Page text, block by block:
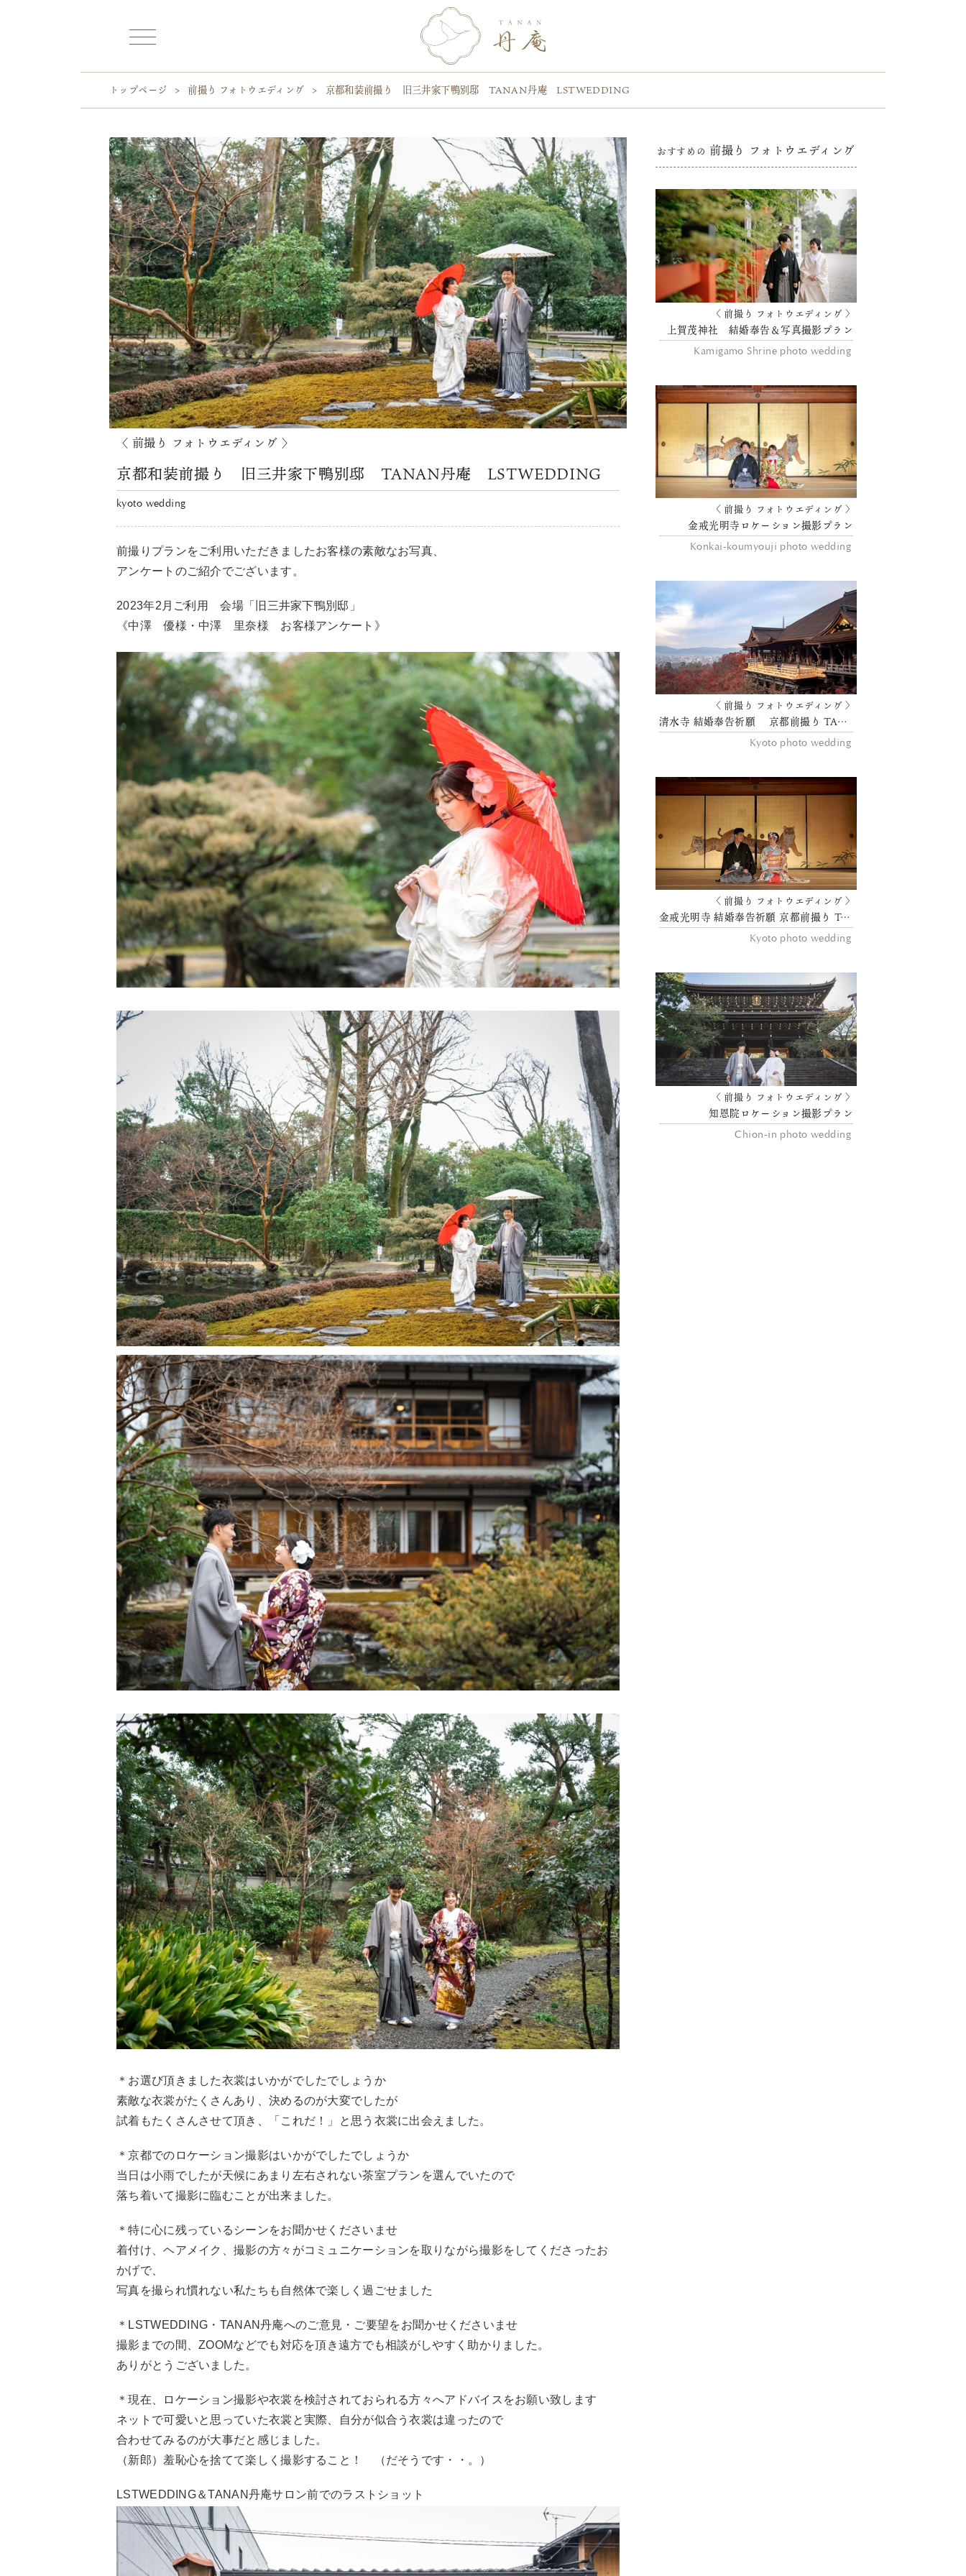
トップページ > 前撮り フォトウエディング > 京都和装前撮り 旧三井家下鴨別邸 TANAN丹庵 LSTWEDDING
〈 前撮り フォトウエディング 〉
京都和装前撮り 旧三井家下鴨別邸 TANAN丹庵 LSTWEDDING
kyoto wedding
前撮りプランをご利用いただきましたお客様の素敵なお写真、
アンケートのご紹介でございます。
2023年2月ご利用 会場「旧三井家下鴨別邸」
《中澤 優様・中澤 里奈様 お客様アンケート》
＊お選び頂きました衣裳はいかがでしたでしょうか
素敵な衣裳がたくさんあり、決めるのが大変でしたが
試着もたくさんさせて頂き、「これだ！」と思う衣裳に出会えました。
＊京都でのロケーション撮影はいかがでしたでしょうか
当日は小雨でしたが天候にあまり左右されない茶室プランを選んでいたので
落ち着いて撮影に臨むことが出来ました。
＊特に心に残っているシーンをお聞かせくださいませ
着付け、ヘアメイク、撮影の方々がコミュニケーションを取りながら撮影をしてくださったお
かげで、
写真を撮られ慣れない私たちも自然体で楽しく過ごせました
＊LSTWEDDING・TANAN丹庵へのご意見・ご要望をお聞かせくださいませ
撮影までの間、ZOOMなどでも対応を頂き遠方でも相談がしやすく助かりました。
ありがとうございました。
＊現在、ロケーション撮影や衣裳を検討されておられる方々へアドバイスをお願い致します
ネットで可愛いと思っていた衣裳と実際、自分が似合う衣裳は違ったので
合わせてみるのが大事だと感じました。
（新郎）羞恥心を捨てて楽しく撮影すること！ （だそうです・・。）
LSTWEDDING＆TANAN丹庵サロン前でのラストショット
おすすめの 前撮り フォトウエディング
〈 前撮り フォトウエディング 〉
上賀茂神社 結婚奉告＆写真撮影プラン
Kamigamo Shrine photo wedding
〈 前撮り フォトウエディング 〉
金戒光明寺ロケーション撮影プラン
Konkai-koumyouji photo wedding
〈 前撮り フォトウエディング 〉
清水寺 結婚奉告祈願 京都前撮り TANAN丹庵
Kyoto photo wedding
〈 前撮り フォトウエディング 〉
金戒光明寺 結婚奉告祈願 京都前撮り TANAN丹庵
Kyoto photo wedding
〈 前撮り フォトウエディング 〉
知恩院ロケーション撮影プラン
Chion-in photo wedding